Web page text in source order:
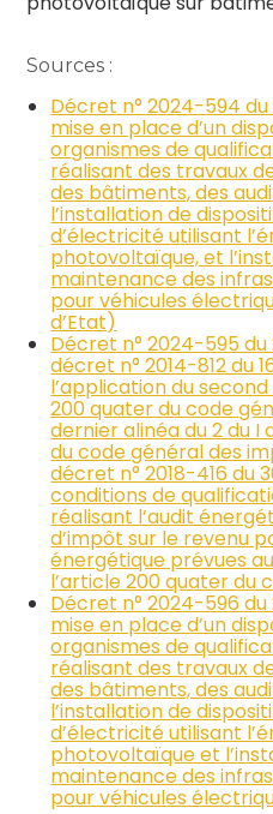
Sources :
Décret n° 2024-594
mise en place d’un
organismes de
réalisant des travaux
des bâtiments, des
l’installation de
d’électricité utilisant
photovoltaïque, et
maintenance des
pour véhicules
d’Etat)
Décret n° 2024-595
décret n° 2014-812 du
l’application du
200 quater du code
dernier alinéa du 2 du I
du code général des
décret n° 2018-416 du
conditions de
réalisant l’audit
d’impôt sur le revenu
énergétique prévues
l’article 200 quater du
Décret n° 2024-596
mise en place d’un
organismes de
réalisant des travaux
des bâtiments, des
l’installation de
d’électricité utilisant
photovoltaïque et
maintenance des
pour véhicules